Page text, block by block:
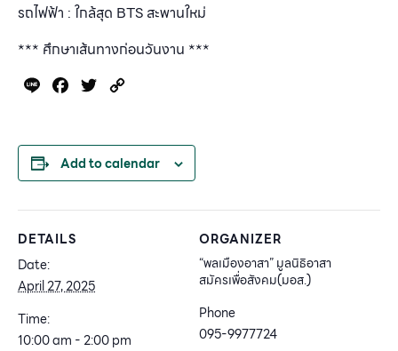
รถไฟฟ้า : ใกล้สุด BTS สะพานใหม่
*** ศึกษาเส้นทางก่อนวันงาน ***
Line Facebook
Twitter
Add to calendar
DETAILS
Date:
April 27, 2025
Time:
10:00 am - 2:00 pm
ORGANIZER
“พลเมืองอาสา” มูลนิธิอาสา
สมัครเพื่อสังคม(มอส.)
Phone
095-9977724